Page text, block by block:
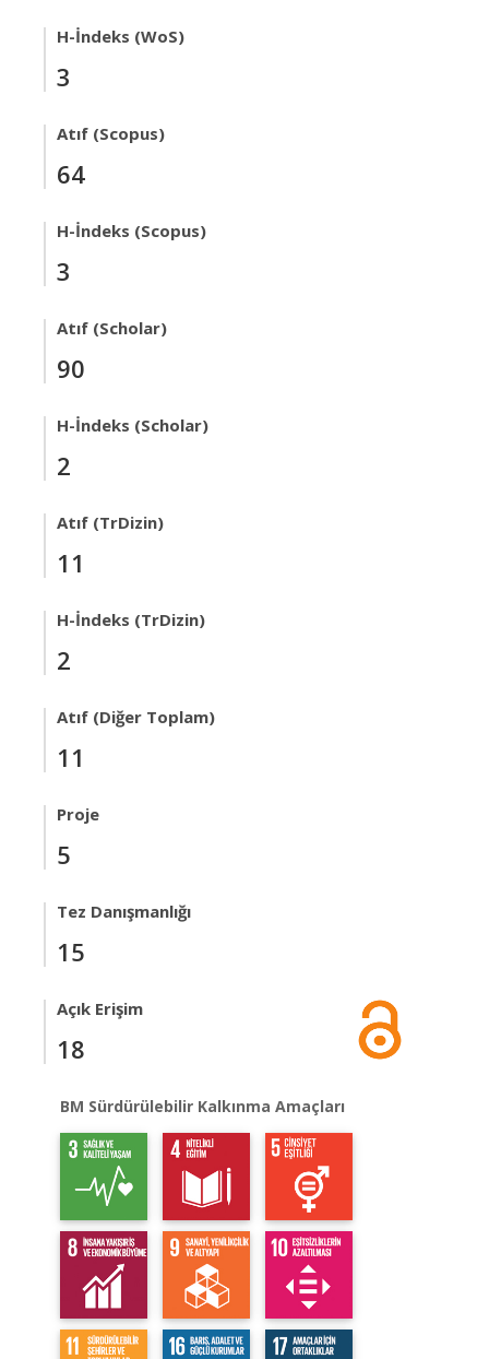
H-İndeks (WoS)
3
Atıf (Scopus)
64
H-İndeks (Scopus)
3
Atıf (Scholar)
90
H-İndeks (Scholar)
2
Atıf (TrDizin)
11
H-İndeks (TrDizin)
2
Atıf (Diğer Toplam)
11
Proje
5
Tez Danışmanlığı
15
Açık Erişim
18
BM Sürdürülebilir Kalkınma Amaçları